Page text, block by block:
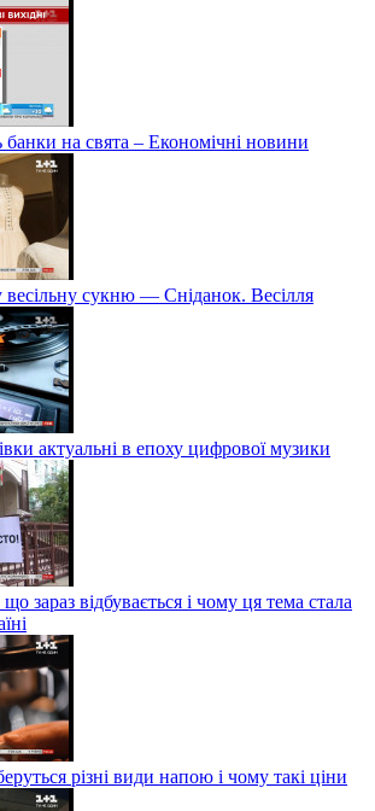
на свята – Економічні новини
весільну сукню — Сніданок. Весілля
актуальні в епоху цифрової музики
зараз відбувається і чому ця тема стала
різні види напою і чому такі ціни